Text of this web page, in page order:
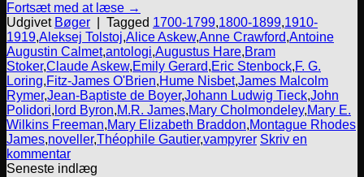
Fortsæt med at læse →
Udgivet Bøger Tagged 1700-1799,1800-1899,1910-
1919,Aleksej Tolstoj,Alice Askew,Anne Crawford,Antoine
Augustin Calmet,antologi,Augustus Hare,Bram
Stoker,Claude Askew,Emily Gerard,Eric Stenbock,F. G.
Loring,Fitz-James O'Brien,Hume Nisbet,James Malcolm
Rymer,Jean-Baptiste de Boyer,Johann Ludwig Tieck,John
Polidori, lord Byron,M.R. James,Mary Cholmondeley,Mary E.
Wilkins Freeman,Mary Elizabeth Braddon,Montague Rhodes
James,noveller,Théophile Gautier,vampyrer Skriv en
kommentar
Seneste indlæg